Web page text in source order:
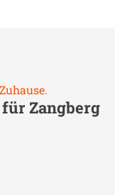
fürZangberg